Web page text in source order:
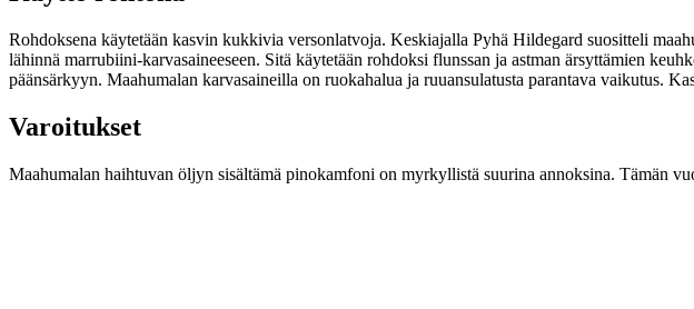
Rohdoksena käytetään kasvin kukkivia versonlatvoja. Keskiajalla Pyhä Hildegard suositteli
lähinnä marrubiini-karvasaineeseen. Sitä käytetään rohdoksi flunssan ja astman ärsyttämien
päänsärkyyn. Maahumalan karvasaineilla on ruokahalua ja ruuansulatusta parantava vaikutus.
Varoitukset
Maahumalan haihtuvan öljyn sisältämä pinokamfoni on myrkyllistä suurina annoksina. Tämän